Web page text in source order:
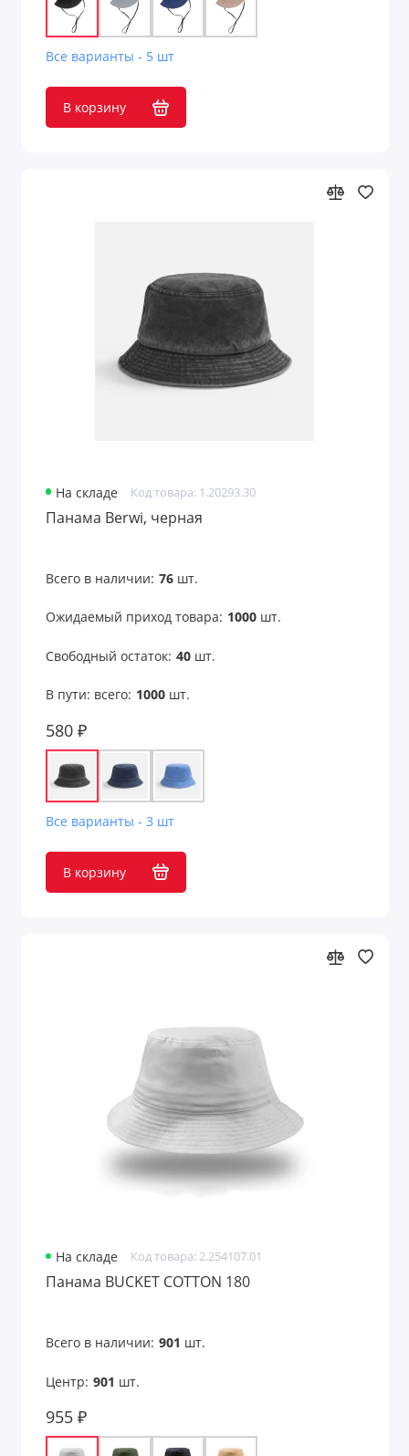
Все варианты - 5 шт
В корзину
На складе Код товара: 1.20293.30
Панама Berwi, черная
Всего в наличии: 76шт.
Ожидаемый приход товара: 1000шт.
Свободный остаток: 40шт.
В пути: всего: 1000шт.
580 ₽
Все варианты - 3 шт
В корзину
На складе Код товара: 2.254107.01
Панама BUCKET COTTON 180
Всего в наличии: 901 шт.
Центр: 901 шт.
955 ₽